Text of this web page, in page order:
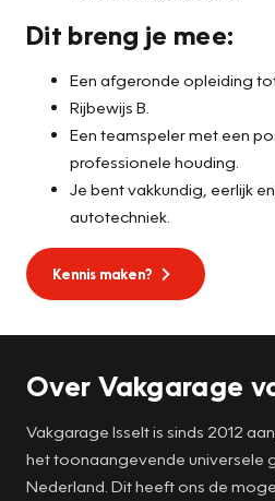
Dit breng je mee:
Een afgeronde opleiding
Rijbewijs B.
Een teamspeler met een
professionele houding.
Je bent vakkundig, eerlijk
autotechniek.
Kennis maken?
Over Vakgarage
Vakgarage Isselt is sinds 2012
het toonaangevende universele
Nederland. Dit heeft ons de